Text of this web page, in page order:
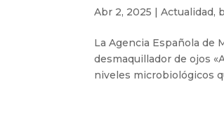
Abr 2, 2025 |Actualidad,
La Agencia Española de
desmaquillador de ojos
niveles microbiológicos